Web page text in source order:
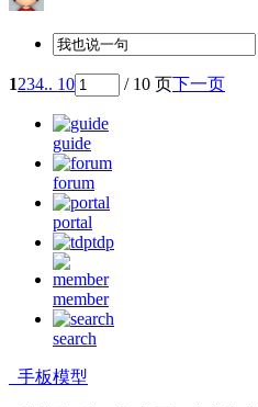
1234.. 10 / 10 页下一页
guide
forum
portal
tdp
member
search
手板模型